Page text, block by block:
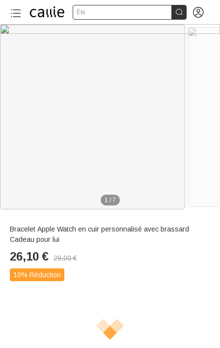
Été  
1 / 7
Bracelet Apple Watch en cuir personnalisé avec brassard
Cadeau pour lui
26,10 € 29,00€
10% Réduction